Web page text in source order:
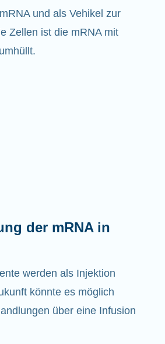
und als Vehikel zur
Zellen ist die mRNA mit
der mRNA in
werden als Injektion
könnte es möglich
über eine Infusion